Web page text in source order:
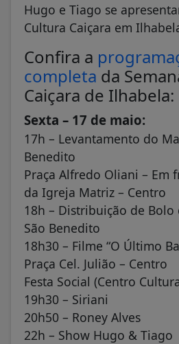
Hugo e Tiago se
Cultura Caiçara em
Confira a
completa da
Caiçara de Ilhabela:
Sexta – 17 de maio:
17h – Levantamento do
Benedito
Praça Alfredo Oliani – Em
da Igreja Matriz – Centro
18h – Distribuição de Bolo
São Benedito
18h30 – Filme “O Último
Praça Cel. Julião – Centro
Festa Social (Centro
19h30 – Siriani
20h50 – Roney Alves
22h – Show Hugo & Tiago